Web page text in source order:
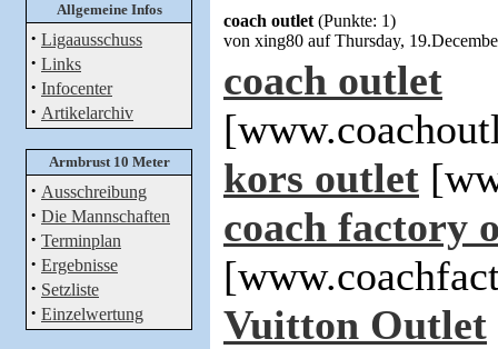
Allgemeine Infos
· Ligaausschuss
· Links
· Infocenter
· Artikelarchiv
Armbrust 10 Meter
· Ausschreibung
· Die Mannschaften
· Terminplan
· Ergebnisse
· Setzliste
· Einzelwertung
coach outlet (Punkte: 1)
von xing80 auf Thursday,
coach outlet
kors outlet
coach factory
Vuitton Outlet